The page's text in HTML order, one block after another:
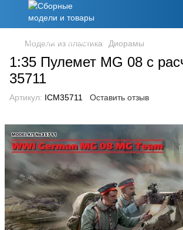
Модели из пластика Диорамы
1:35 Пулемет MG 08 с
35711
Артикул: ICM35711 Оставить отзыв